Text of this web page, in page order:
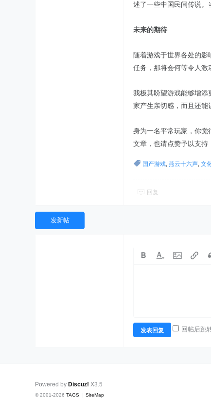
述了一些中国民间传说。
未来的期待
随着游戏于世界各处的
任务，那将会何等令人激
我极其盼望游戏能够增
家产生亲切感，而且还能
身为一名平常玩家，你觉
文章，也请点赞予以支持
国产游戏, 燕云十六声, 文
回复
发新帖
发表回复 回帖后跳
Powered by Discuz! X3.5
© 2001-2026 TAGS SiteMap